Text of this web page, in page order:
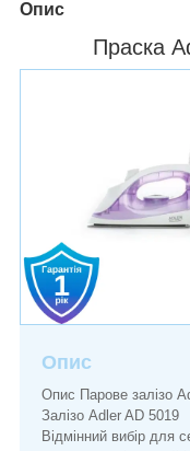
Опис
Праска
Опис
Опис Парове залізо
Залізо Adler AD 5019
Відмінний вибір для